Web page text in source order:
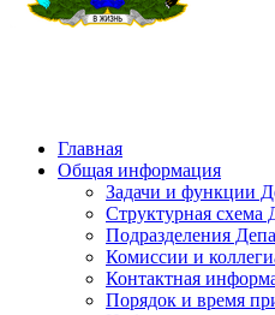
Главная
Общая информация
Задачи и функции
Структурная схема
Подразделения
Комиссии и
Контактная
Порядок и время